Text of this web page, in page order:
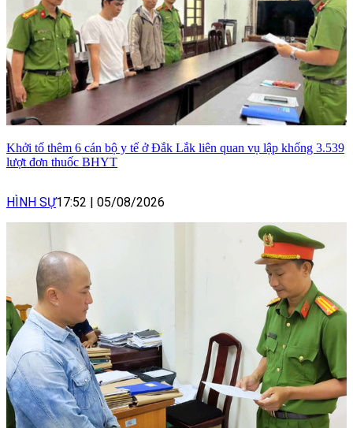
Khởi tố thêm 6 cán bộ y tế ở Đắk Lắk liên quan vụ lập khống 3.539
lượt đơn thuốc BHYT
HÌNH SỰ17:52 | 05/08/2026